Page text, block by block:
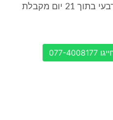
תביעותיהם וישלמו אגרה כדבעי בתוך 21 יום מקבלת